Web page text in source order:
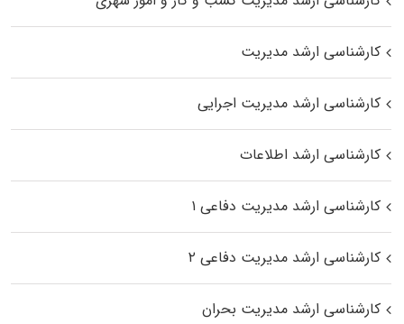
کارشناسی ارشد مدیریت
کارشناسی ارشد مدیریت اجرایی
کارشناسی ارشد اطلاعات
کارشناسی ارشد مدیریت دفاعی ۱
کارشناسی ارشد مدیریت دفاعی ۲
کارشناسی ارشد مدیریت بحران